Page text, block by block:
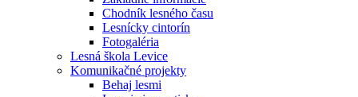
Chodník lesného času
Lesnícky cintorín
Fotogaléria
Lesná škola Levice
Komunikačné projekty
Behaj lesmi